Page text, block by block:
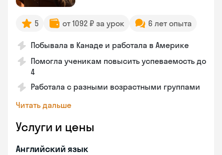
5 от 1092 ₽ за урок 6 лет опыта
Побывала в Канаде и работала в Америке
Помогла ученикам повысить успеваемость до
4
Работала с разными возрастными группами
Читать дальше
Услуги и цены
Английский язык